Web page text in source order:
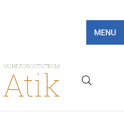
MENU